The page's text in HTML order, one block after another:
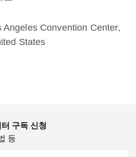
Convention Center,
States
구독 신청
등